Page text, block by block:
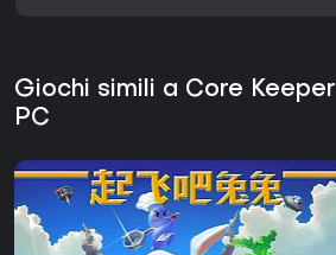
Giochi simili a Core Keeper
PC